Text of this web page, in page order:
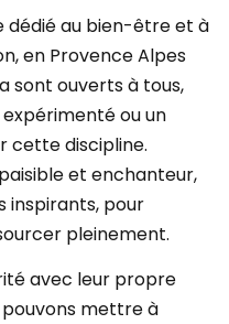
dédié au bien-être et à
en Provence Alpes
sont ouverts à tous,
ou un
cette discipline.
et enchanteur,
inspirants, pour
pleinement.
avec leur propre
mettre à